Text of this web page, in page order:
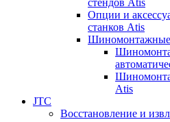
Опции и
станков Atis
Шиномонтажные
Atis
JTC
Восстановление и